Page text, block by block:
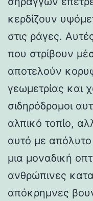
κερδίζουν
στις ράγες.
που στρίβουν
αποτελούν
γεωμετρίας και
σιδηρόδρομοι
αλπικό τοπίο,
αυτό με
μια μοναδική
ανθρώπινες
απόκρημνες